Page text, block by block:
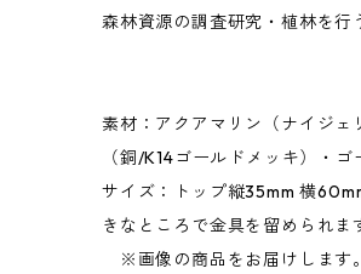
森林資源の調査研究・植林を行
素材：アクアマリン（ナイジ
（銅/K14ゴールドメッキ）・
サイズ：トップ縦35mm 横
きなところで金具を留められま
※画像の商品をお届けします。